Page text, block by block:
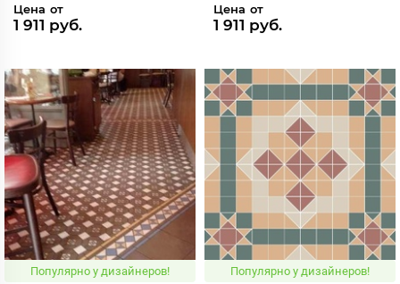
Цена от
1 911 руб.
Цена от
1 911 руб.
Популярно у дизайнеров! Популярно у дизайнеров!